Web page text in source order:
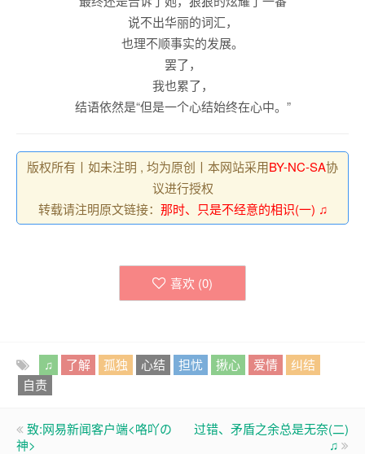
说不出华丽的词汇，
也理不顺事实的发展。
罢了，
我也累了，
结语依然是“但是一个心结始终在心中。”
版权所有丨如未注明 , 均为原创丨本网站采用BY-NC-SA协
议进行授权
转载请注明原文链接： 那时、只是不经意的相识(一) ♫
喜欢 (0)
♫ 了解 孤独 心结 担忧 揪心 爱情
纠结
自责
致:网易新闻客户端<咯吖の
神>
过错、矛盾之余总是无奈(二)
♫